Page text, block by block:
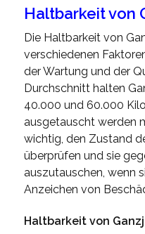
Haltbarkeit von
Die Haltbarkeit von
verschiedenen
der Wartung und der
Durchschnitt halten
40.000 und 60.000
ausgetauscht werden
wichtig, den Zustand
überprüfen und sie
auszutauschen, wenn
Anzeichen von
Haltbarkeit von